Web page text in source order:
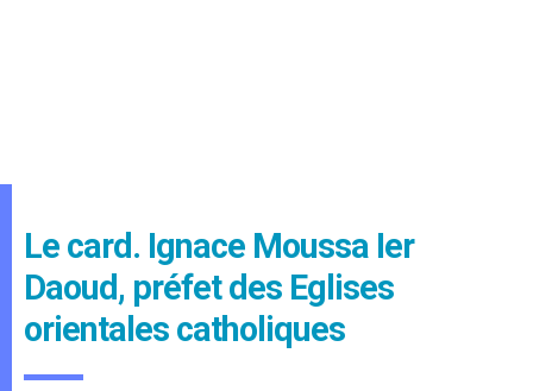
Le card. Ignace Moussa Ier
Daoud, préfet des Eglises
orientales catholiques